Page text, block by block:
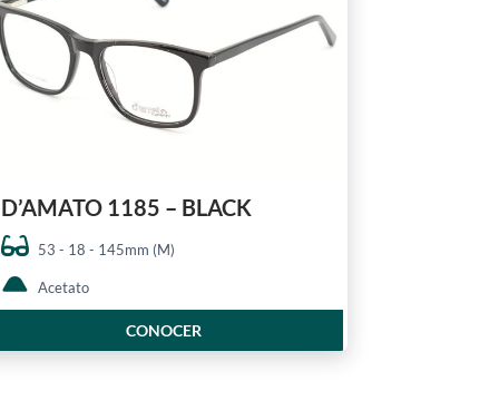
D’AMATO 1185 – BLACK
53 - 18 - 145mm (M)
Acetato
CONOCER